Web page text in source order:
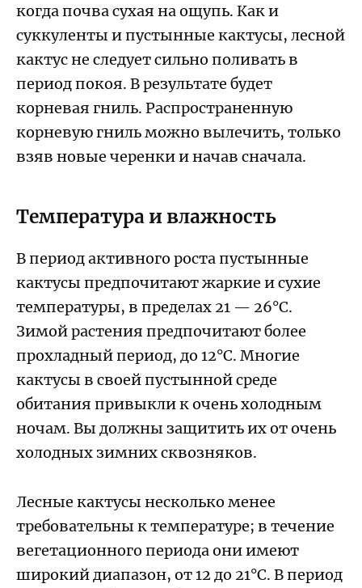
когда почва сухая на ощупь. Как и
суккуленты и пустынные кактусы, лесной
кактус не следует сильно поливать в
период покоя. В результате будет
корневая гниль. Распространенную
корневую гниль можно вылечить, только
взяв новые черенки и начав сначала.
Температура и влажность
В период активного роста пустынные
кактусы предпочитают жаркие и сухие
температуры, в пределах 21 — 26°С.
Зимой растения предпочитают более
прохладный период, до 12°С. Многие
кактусы в своей пустынной среде
обитания привыкли к очень холодным
ночам. Вы должны защитить их от очень
холодных зимних сквозняков.
Лесные кактусы несколько менее
требовательны к температуре; в течение
вегетационного периода они имеют
широкий диапазон, от 12 до 21°С. В период